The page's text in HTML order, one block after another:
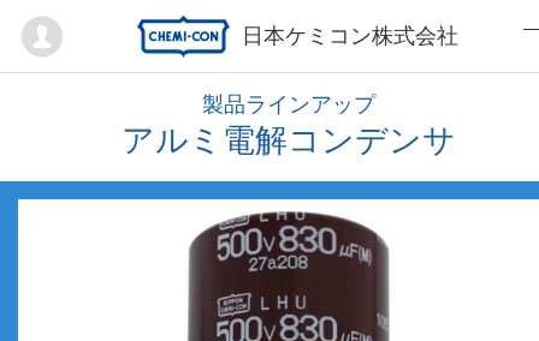
日本ケミコン株式会社
Mypage
製品ラインアップ
アルミ電解コンデンサ